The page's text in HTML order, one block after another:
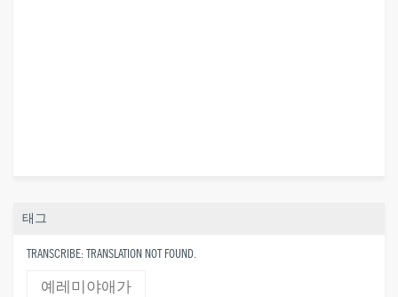
태그
TRANSCRIBE: TRANSLATION NOT FOUND.
예레미야애가